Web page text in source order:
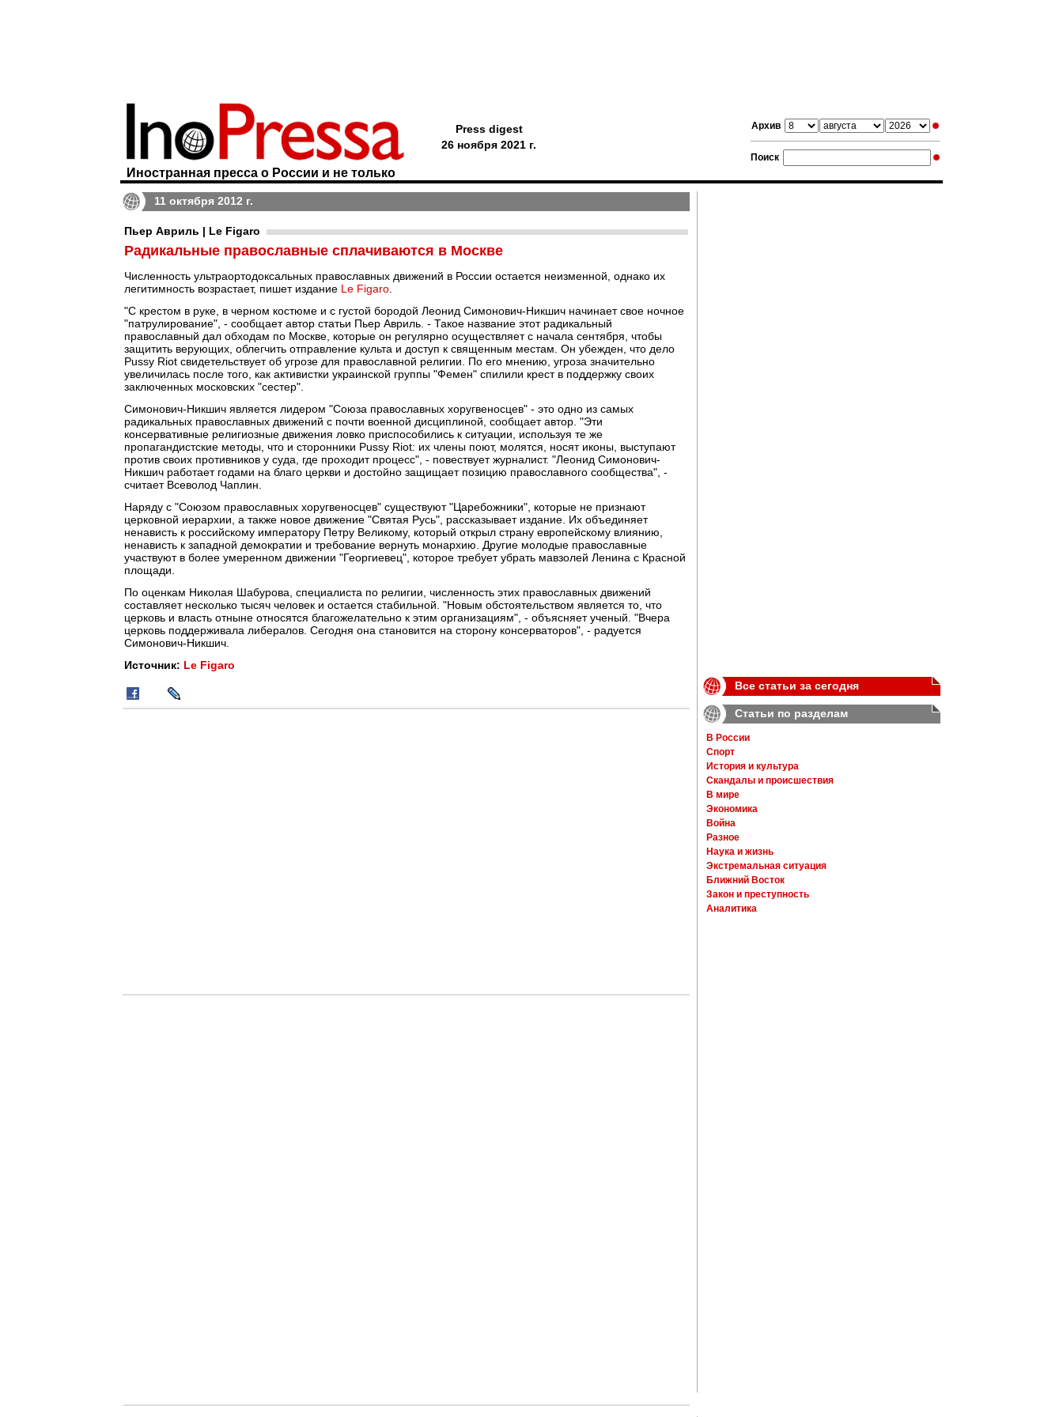
Архив
Поиск
Иностранная пресса о России и не только
Press digest
26 ноября 2021 г.
11 октября 2012 г.
Пьер Авриль | Le Figaro
Радикальные православные сплачиваются в Москве
Численность ультраортодоксальных православных движений в России остается неизменной, однако их
легитимность возрастает, пишет издание Le Figaro
"С крестом в руке, в черном костюме и с густой бородой Леонид Симонович-Никшич начинает свое ночное
"патрулирование", - сообщает автор статьи Пьер Авриль. - Такое название этот радикальный
православный дал обходам по Москве, которые он регулярно осуществляет с начала сентября, чтобы
защитить верующих, облегчить отправление культа и доступ к священным местам. Он убежден, что дело
Pussy Riot свидетельствует об угрозе для православной религии. По его мнению, угроза значительно
увеличилась после того, как активистки украинской группы "Фемен" спилили крест в поддержку своих
заключенных московских "сестер".
Симонович-Никшич является лидером "Союза православных хоругвеносцев" - это одно из самых
радикальных православных движений с почти военной дисциплиной, сообщает автор. "Эти
консервативные религиозные движения ловко приспособились к ситуации, используя те же
пропагандистские методы, что и сторонники Pussy Riot: их члены поют, молятся, носят иконы, выступают
против своих противников у суда, где проходит процесс", - повествует журналист. "Леонид Симонович-
Никшич работает годами на благо церкви и достойно защищает позицию православного сообщества", -
считает Всеволод Чаплин.
Наряду с "Союзом православных хоругвеносцев" существуют "Царебожники", которые не признают
церковной иерархии, а также новое движение "Святая Русь", рассказывает издание. Их объединяет
ненависть к российскому императору Петру Великому, который открыл страну европейскому влиянию,
ненависть к западной демократии и требование вернуть монархию. Другие молодые православные
участвуют в более умеренном движении "Георгиевец", которое требует убрать мавзолей Ленина с Красной
площади.
По оценкам Николая Шабурова, специалиста по религии, численность этих православных движений
составляет несколько тысяч человек и остается стабильной. "Новым обстоятельством является то, что
церковь и власть отныне относятся благожелательно к этим организациям", - объясняет ученый. "Вчера
церковь поддерживала либералов. Сегодня она становится на сторону консерваторов", - радуется
Симонович-Никшич.
Источник: Le Figaro
Все статьи за сегодня
Статьи по разделам
В России
Спорт
История и культура
Скандалы и происшествия
В мире
Экономика
Война
Разное
Наука и жизнь
Экстремальная ситуация
Ближний Восток
Закон и преступность
Аналитика